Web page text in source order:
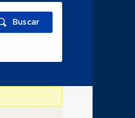
Buscar